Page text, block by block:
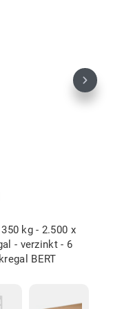
kg - 2.500 x
- verzinkt - 6
BERT
Next